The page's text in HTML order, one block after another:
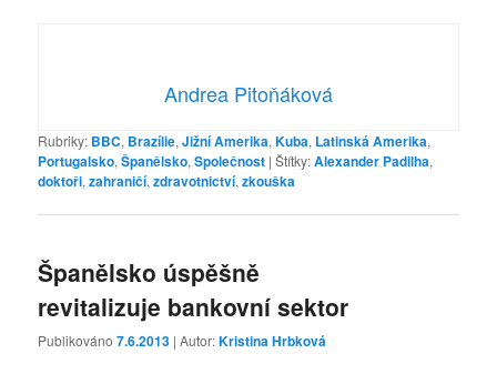
Andrea Pitoňáková
Rubriky: BBC, Brazílie,Jižní Amerika,Kuba, Latinská Amerika,
Portugalsko,Španělsko,Společnost |Štítky:Alexander Padilha,
doktoři,zahraničí,zdravotnictví,zkouška
Španělsko úspěšně
revitalizuje bankovní sektor
Publikováno7.6.2013 | Autor:Kristina Hrbková